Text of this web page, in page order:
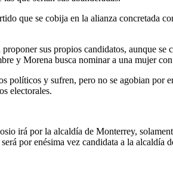
que se cobija en la alianza concretada
sus propios candidatos, aunque se
y Morena busca nominar a una mujer
políticos y sufren, pero no se agobian por
electorales.
irá por la alcaldía de Monterrey,
por enésima vez candidata a la alcaldía